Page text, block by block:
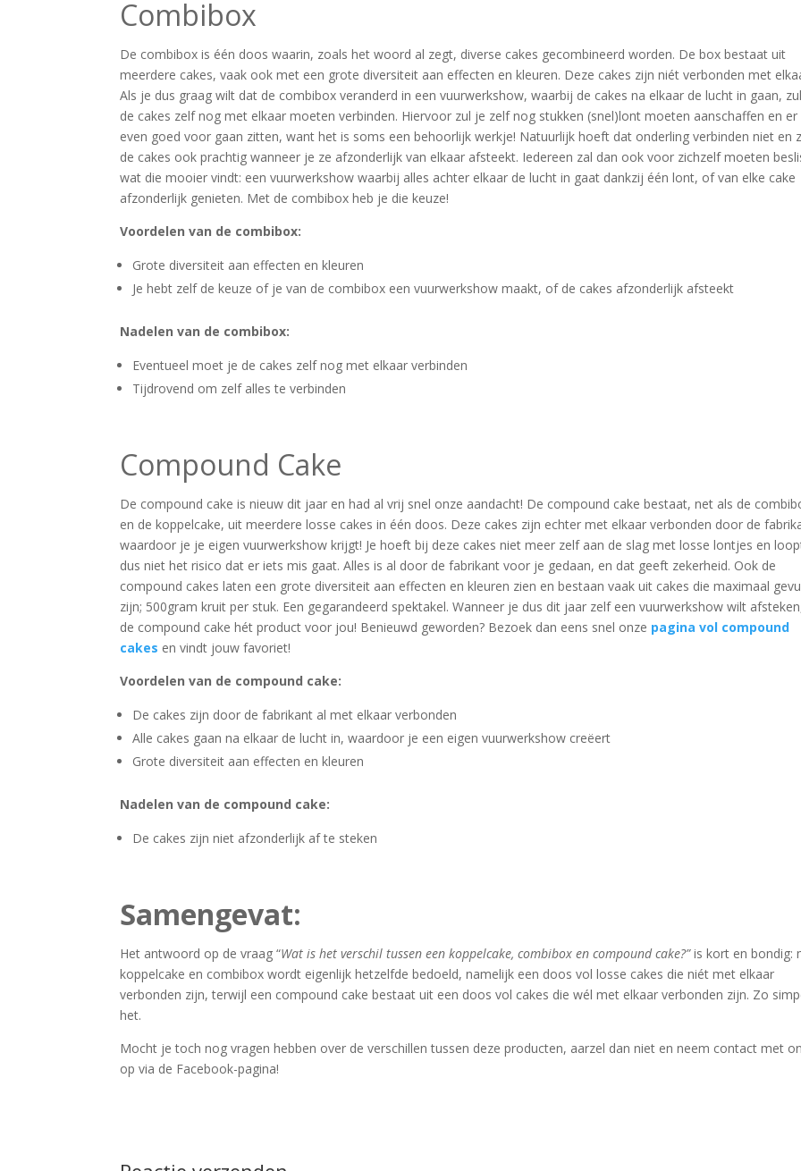
Combibox
De combibox is één doos waarin, zoals het woord al zegt, diverse cakes gecombineerd worden. De box bestaat uit
meerdere cakes, vaak ook met een grote diversiteit aan effecten en kleuren. Deze cakes zijn niét verbonden met
Als je dus graag wilt dat de combibox veranderd in een vuurwerkshow, waarbij de cakes na elkaar de lucht in gaan,
de cakes zelf nog met elkaar moeten verbinden. Hiervoor zul je zelf nog stukken (snel)lont moeten aanschaffen en er
even goed voor gaan zitten, want het is soms een behoorlijk werkje! Natuurlijk hoeft dat onderling verbinden niet en
de cakes ook prachtig wanneer je ze afzonderlijk van elkaar afsteekt. Iedereen zal dan ook voor zichzelf moeten
wat die mooier vindt: een vuurwerkshow waarbij alles achter elkaar de lucht in gaat dankzij één lont, of van elke cake
afzonderlijk genieten. Met de combibox heb je die keuze!
Voordelen van de combibox:
Grote diversiteit aan effecten en kleuren
Je hebt zelf de keuze of je van de combibox een vuurwerkshow maakt, of de cakes afzonderlijk afsteekt
Nadelen van de combibox:
Eventueel moet je de cakes zelf nog met elkaar verbinden
Tijdrovend om zelf alles te verbinden
Compound Cake
De compound cake is nieuw dit jaar en had al vrij snel onze aandacht! De compound cake bestaat, net als de
en de koppelcake, uit meerdere losse cakes in één doos. Deze cakes zijn echter met elkaar verbonden door de
waardoor je je eigen vuurwerkshow krijgt! Je hoeft bij deze cakes niet meer zelf aan de slag met losse lontjes en
dus niet het risico dat er iets mis gaat. Alles is al door de fabrikant voor je gedaan, en dat geeft zekerheid. Ook de
compound cakes laten een grote diversiteit aan effecten en kleuren zien en bestaan vaak uit cakes die maximaal
zijn; 500gram kruit per stuk. Een gegarandeerd spektakel. Wanneer je dus dit jaar zelf een vuurwerkshow wilt
de compound cake hét product voor jou! Benieuwd geworden? Bezoek dan eens snel onze pagina vol compound
cakes en vindt jouw favoriet!
Voordelen van de compound cake:
De cakes zijn door de fabrikant al met elkaar verbonden
Alle cakes gaan na elkaar de lucht in, waardoor je een eigen vuurwerkshow creëert
Grote diversiteit aan effecten en kleuren
Nadelen van de compound cake:
De cakes zijn niet afzonderlijk af te steken
Samengevat:
Het antwoord op de vraag “Wat is het verschil tussen een koppelcake, combibox en compound cake?”is kort en bondig:
koppelcake en combibox wordt eigenlijk hetzelfde bedoeld, namelijk een doos vol losse cakes die niét met elkaar
verbonden zijn, terwijl een compound cake bestaat uit een doos vol cakes die wél met elkaar verbonden zijn. Zo
het.
Mocht je toch nog vragen hebben over de verschillen tussen deze producten, aarzel dan niet en neem contact met
op via de Facebook-pagina!